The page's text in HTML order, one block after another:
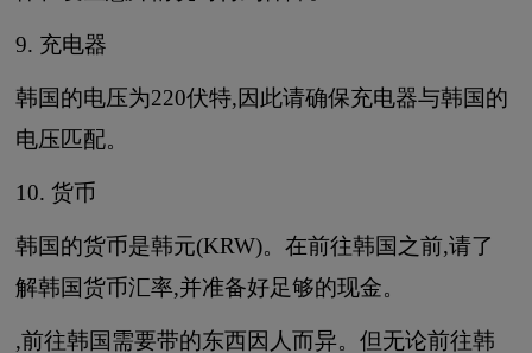
9. 充电器
韩国的电压为220伏特,因此请确保充电器与韩国的
电压匹配。
10. 货币
韩国的货币是韩元(KRW)。在前往韩国之前,请了
解韩国货币汇率,并准备好足够的现金。
,前往韩国需要带的东西因人而异。但无论前往韩